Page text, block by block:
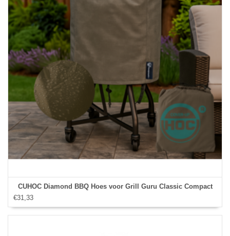
CUHOC Diamond BBQ Hoes voor Grill Guru Classic Compact
€31,33